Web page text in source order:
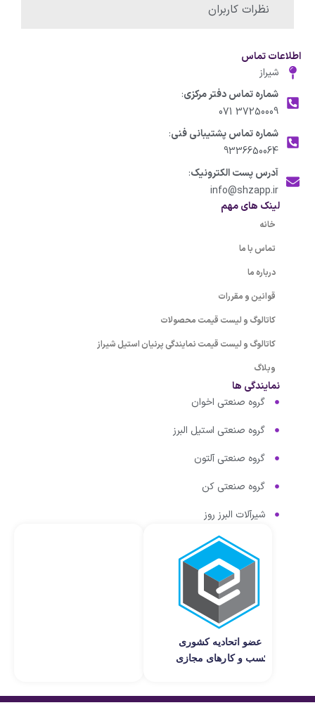
نظرات کاربران
اطلاعات تماس
شیراز
شماره تماس دفتر مرکزی:
37250009 071
شماره تماس پشتیبانی فنی:
9336650064
آدرس پست الکترونیک:
info@shzapp.ir
لینک های مهم
خانه
تماس با ما
درباره ما
قوانین و مقررات
کاتالوگ و لیست قیمت محصولات
کاتالوگ و لیست قیمت نمایندگی پرنیان استیل شیراز
وبلاگ
نمایندگی ها
گروه صنعتی اخوان
گروه صنعتی استیل البرز
گروه صنعتی آلتون
گروه صنعتی کن
شیرآلات البرز روز